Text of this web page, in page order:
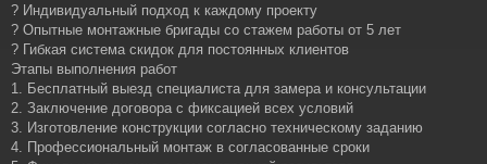
? Индивидуальный подход к каждому проекту
? Опытные монтажные бригады со стажем работы от 5 лет
? Гибкая система скидок для постоянных клиентов
Этапы выполнения работ
1. Бесплатный выезд специалиста для замера и консультации
2. Заключение договора с фиксацией всех условий
3. Изготовление конструкции согласно техническому заданию
4. Профессиональный монтаж в согласованные сроки